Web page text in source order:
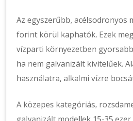
Az egyszerűbb, acélsodronyos
forint körül kaphatók. Ezek
vízparti környezetben
ha nem galvanizált kivitelűek.
használatra, alkalmi vízre
A közepes kategóriás,